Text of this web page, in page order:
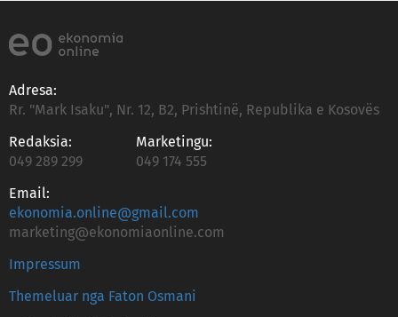
Adresa:
Rr. "Mark Isaku", Nr. 12, B2, Prishtinë, Republika e Kosovës
Redaksia:
049 289 299
Marketingu:
049 174 555
Email:
ekonomia.online@gmail.com
marketing@ekonomiaonline.com
Impressum
Themeluar nga Faton Osmani